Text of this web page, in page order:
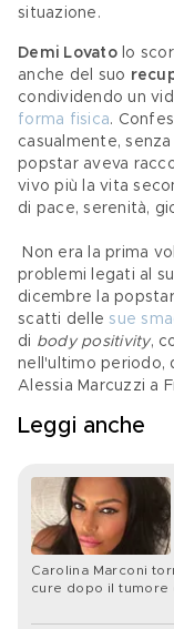
situazione.
Demi Lovato lo
anche del suo
condividendo un
forma fisica.
casualmente,
popstar aveva
vivo più la vita
di pace, serenità,
problemi legati al
dicembre la
scatti delle sue
di body positivity,
nell'ultimo periodo,
Alessia Marcuzzi a
Leggi anche
Carolina Marconi
cure dopo il tumore